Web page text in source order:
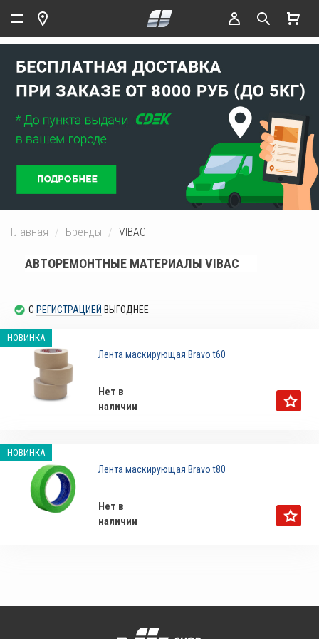
Главная Бренды VIBAC
АВТОРЕМОНТНЫЕ МАТЕРИАЛЫ VIBAC
С РЕГИСТРАЦИЕЙ ВЫГОДНЕЕ
НОВИНКА
Лента маскирующая Bravo t60
Нет в
наличии
НОВИНКА
Лента маскирующая Bravo t80
Нет в
наличии